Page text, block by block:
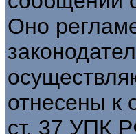
Оно
отнесены к
ст. 37 УПК